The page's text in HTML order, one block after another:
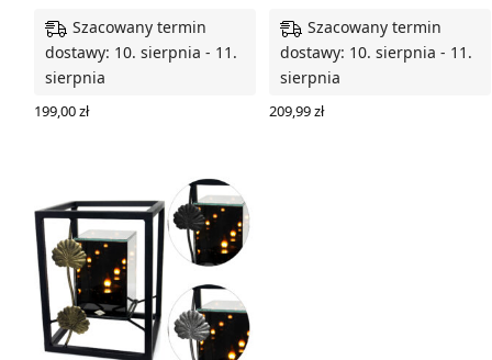
Szacowany termin
dostawy: 10. sierpnia - 11.
sierpnia
199,00zł
Szacowany termin
dostawy: 10. sierpnia - 11.
sierpnia
209,99zł